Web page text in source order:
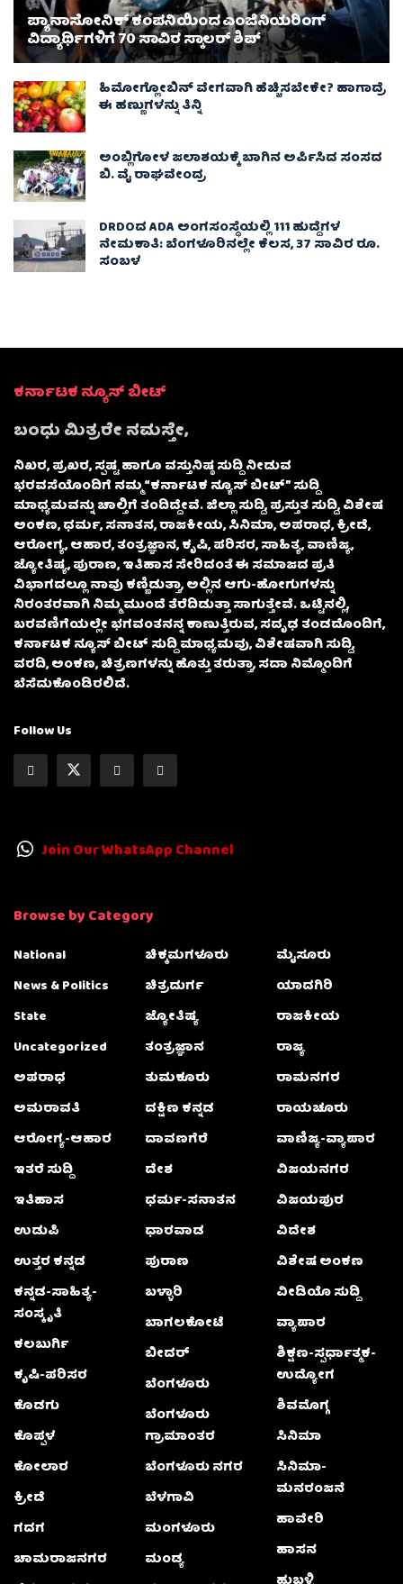
ಪ್ಯಾನಾಸೋನಿಕ್ ಕಂಪನಿಯಿಂದ ಎಂಜಿನಿಯರಿಂಗ್
ವಿದ್ಯಾರ್ಥಿಗಳಿಗೆ 70 ಸಾವಿರ ಸ್ಕಾಲರ್ ಶಿಪ್
ಹಿಮೋಗ್ಲೋಬಿನ್ ವೇಗವಾಗಿ ಹೆಚ್ಚಿಸಬೇಕೇ? ಹಾಗಾದ್ರೆ
ಈ ಹಣ್ಣುಗಳನ್ನು ತಿನ್ನಿ
ಅಂಬ್ಲಿಗೋಳ ಜಲಾಶಯಕ್ಕೆ ಬಾಗಿನ ಅರ್ಪಿಸಿದ ಸಂಸದ
ಬಿ. ವೈ ರಾಘವೇಂದ್ರ
DRDOದ ADA ಅಂಗಸಂಸ್ಥೆಯಲ್ಲಿ 111 ಹುದ್ದೆಗಳ
ನೇಮಕಾತಿ: ಬೆಂಗಳೂರಿನಲ್ಲೇ ಕೆಲಸ, 37 ಸಾವಿರ ರೂ.
ಸಂಬಳ
ಕರ್ನಾಟಕ ನ್ಯೂಸ್ ಬೀಟ್
ಬಂಧು ಮಿತ್ರರೇ ನಮಸ್ತೇ,
ನಿಖರ, ಪ್ರಖರ, ಸ್ಪಷ್ಟ ಹಾಗೂ ವಸ್ತುನಿಷ್ಠ ಸುದ್ದಿ ನೀಡುವ
ಭರವಸೆಯೊಂದಿಗೆ ನಮ್ಮ “ಕರ್ನಾಟಕ ನ್ಯೂಸ್ ಬೀಟ್” ಸುದ್ದಿ
ಮಾಧ್ಯಮವನ್ನು ಚಾಲ್ತಿಗೆ ತಂದಿದ್ದೇವೆ. ಜಿಲ್ಲಾ ಸುದ್ದಿ, ಪ್ರಸ್ತುತ ಸುದ್ದಿ, ವಿಶೇಷ
ಅಂಕಣ, ಧರ್ಮ, ಸನಾತನ, ರಾಜಕೀಯ, ಸಿನಿಮಾ, ಅಪರಾಧ, ಕ್ರೀಡೆ,
ಆರೋಗ್ಯ, ಆಹಾರ, ತಂತ್ರಜ್ಞಾನ, ಕೃಷಿ, ಪರಿಸರ, ಸಾಹಿತ್ಯ, ವಾಣಿಜ್ಯ,
ಜ್ಯೋತಿಷ್ಯ, ಪುರಾಣ, ಇತಿಹಾಸ ಸೇರಿದಂತೆ ಈ ಸಮಾಜದ ಪ್ರತಿ
ವಿಭಾಗದಲ್ಲೂ ನಾವು ಕಣ್ಣಿಡುತ್ತಾ, ಅಲ್ಲಿನ ಆಗು-ಹೋಗುಗಳನ್ನು
ನಿರಂತರವಾಗಿ ನಿಮ್ಮ ಮುಂದೆ ತೆರೆದಿಡುತ್ತಾ ಸಾಗುತ್ತೇವೆ. ಒಟ್ಟಿನಲ್ಲಿ,
ಬರವಣಿಗೆಯಲ್ಲೇ ಭಗವಂತನನ್ನ ಕಾಣುತ್ತಿರುವ, ಸದೃಢ ತಂಡದೊಂದಿಗೆ,
ಕರ್ನಾಟಕ ನ್ಯೂಸ್ ಬೀಟ್ ಸುದ್ದಿ ಮಾಧ್ಯಮವು, ವಿಶೇಷವಾಗಿ ಸುದ್ದಿ,
ವರದಿ, ಅಂಕಣ, ಚಿತ್ರಣಗಳನ್ನು ಹೊತ್ತು ತರುತ್ತಾ, ಸದಾ ನಿಮ್ಮೊಂದಿಗೆ
ಬೆಸೆದುಕೊಂಡಿರಲಿದೆ.
Follow Us
Join Our WhatsApp Channel
Browse by Category
National
News & Politics
State
Uncategorized
ಅಪರಾಧ
ಅಮರಾವತಿ
ಆರೋಗ್ಯ-ಆಹಾರ
ಇತರೆ ಸುದ್ದಿ
ಇತಿಹಾಸ
ಉಡುಪಿ
ಉತ್ತರ ಕನ್ನಡ
ಕನ್ನಡ-ಸಾಹಿತ್ಯ-
ಸಂಸ್ಕೃತಿ
ಕಲಬುರ್ಗಿ
ಕೃಷಿ-ಪರಿಸರ
ಕೊಡಗು
ಕೊಪ್ಪಳ
ಕೋಲಾರ
ಕ್ರೀಡೆ
ಗದಗ
ಚಾಮರಾಜನಗರ
ಚಿಕ್ಕಮಗಳೂರು
ಚಿತ್ರದುರ್ಗ
ಜ್ಯೋತಿಷ್ಯ
ತಂತ್ರಜ್ಞಾನ
ತುಮಕೂರು
ದಕ್ಷಿಣ ಕನ್ನಡ
ದಾವಣಗೆರೆ
ದೇಶ
ಧರ್ಮ-ಸನಾತನ
ಧಾರವಾಡ
ಪುರಾಣ
ಬಳ್ಳಾರಿ
ಬಾಗಲಕೋಟೆ
ಬೀದರ್
ಬೆಂಗಳೂರು
ಬೆಂಗಳೂರು
ಗ್ರಾಮಾಂತರ
ಬೆಂಗಳೂರು ನಗರ
ಬೆಳಗಾವಿ
ಮಂಗಳೂರು
ಮಂಡ್ಯ
ಮೈಸೂರು
ಯಾದಗಿರಿ
ರಾಜಕೀಯ
ರಾಜ್ಯ
ರಾಮನಗರ
ರಾಯಚೂರು
ವಾಣಿಜ್ಯ-ವ್ಯಾಪಾರ
ವಿಜಯನಗರ
ವಿಜಯಪುರ
ವಿದೇಶ
ವಿಶೇಷ ಅಂಕಣ
ವೀಡಿಯೊ ಸುದ್ದಿ
ವ್ಯಾಪಾರ
ಶಿಕ್ಷಣ-ಸ್ಪರ್ಧಾತ್ಮಕ-
ಉದ್ಯೋಗ
ಶಿವಮೊಗ್ಗ
ಸಿನಿಮಾ
ಸಿನಿಮಾ-
ಮನರಂಜನೆ
ಹಾವೇರಿ
ಹಾಸನ